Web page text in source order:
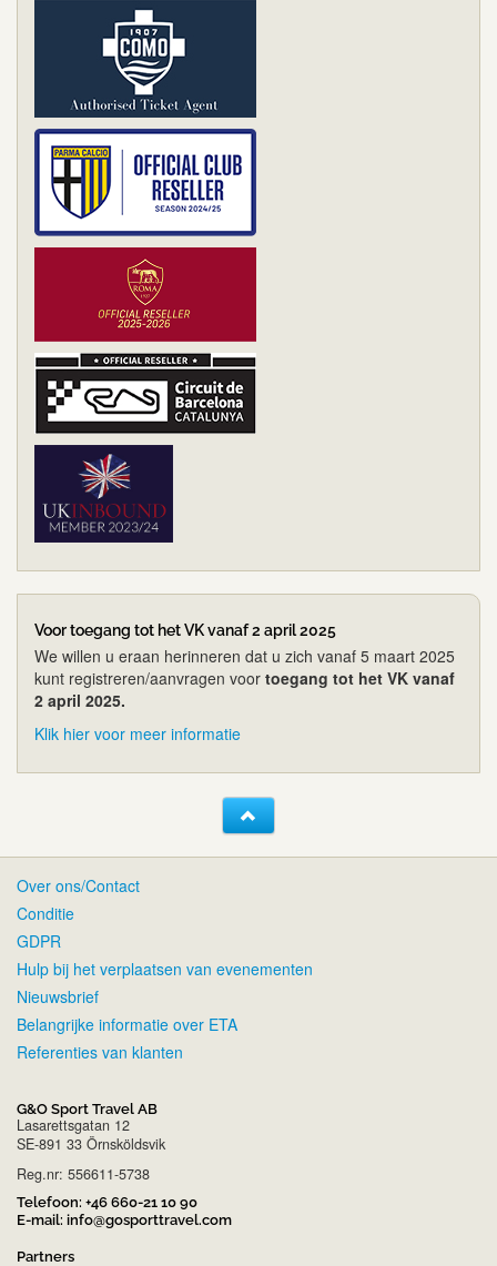
Voor toegang tot het VK vanaf 2 april 2025
We willen u eraan herinneren dat u zich vanaf 5 maart 2025
kunt registreren/aanvragen voor toegang tot het VK vanaf
2 april 2025.
Klik hier voor meer informatie
Over ons/Contact
Conditie
GDPR
Hulp bij het verplaatsen van evenementen
Nieuwsbrief
Belangrijke informatie over ETA
Referenties van klanten
G&O Sport Travel AB
Lasarettsgatan 12
SE-891 33 Örnsköldsvik
Reg.nr: 556611-5738
Telefoon: +46 660-21 10 90
E-mail: info@gosporttravel.com
Partners